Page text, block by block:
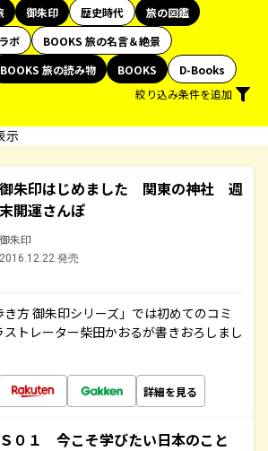
御朱印 歴史時代
旅の図鑑
ボ
BOOKS 旅の名言＆絶景
BOOKS 旅の読み物 BOOKS
D-Books
絞り込み条件を追加
示
御朱印はじめました 関東の神社 週
末開運さんぽ
御朱印
2016.12.22 発売
方 御朱印シリーズ」では初めてのコミ
トレーター柴田かおるが書きおろしまし
詳細を見る
Ｓ０１ 今こそ学びたい日本のこと